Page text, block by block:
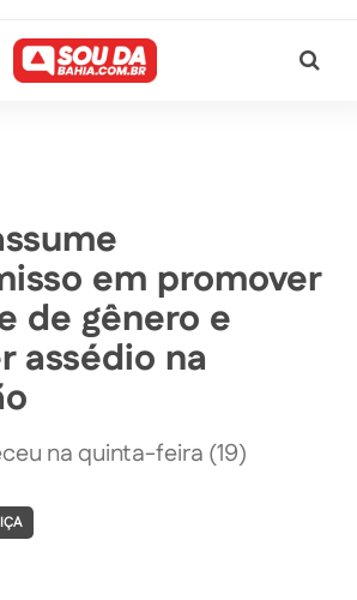
em promover
de gênero e
assédio na
na quinta-feira (19)